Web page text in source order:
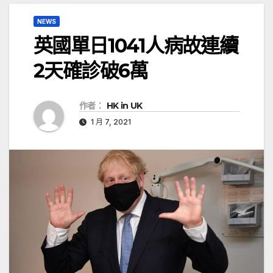
NEWS
英國單日1041人病故連續
2天確診破6萬
作者： HK in UK
1 月 7, 2021